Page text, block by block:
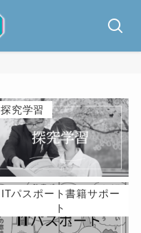
探究学習
ITパスポート書籍サポー
ト